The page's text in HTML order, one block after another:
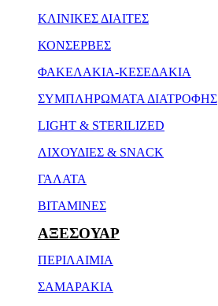
ΚΛΙΝΙΚΕΣ ΔΙΑΙΤΕΣ
ΚΟΝΣΕΡΒΕΣ
ΦΑΚΕΛΑΚΙΑ-ΚΕΣΕΔΑΚΙΑ
ΣΥΜΠΛΗΡΩΜΑΤΑ ΔΙΑΤΡΟΦΗΣ
LIGHT & STERILIZED
ΛΙΧΟΥΔΙΕΣ & SNACK
ΓΑΛΑΤΑ
ΒΙΤΑΜΙΝΕΣ
ΑΞΕΣΟΥΑΡ
ΠΕΡΙΛΑΙΜΙΑ
ΣΑΜΑΡΑΚΙΑ